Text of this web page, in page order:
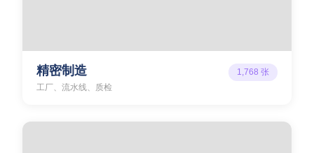
精密制造
工厂、流水线、质检
1,768 张